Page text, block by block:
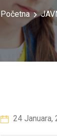
Početna
24 Januara,